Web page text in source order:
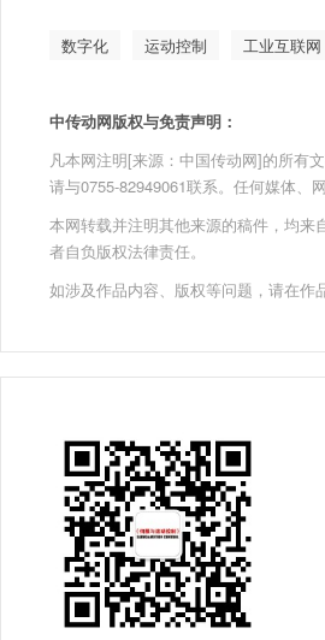
数字化 运动控制 工业互联网
中传动网版权与免责声明：
凡本网注明[来源：中国传动网]的所有
请与0755-82949061联系。任何媒体、
本网转载并注明其他来源的稿件，均
者自负版权法律责任。
如涉及作品内容、版权等问题，请在